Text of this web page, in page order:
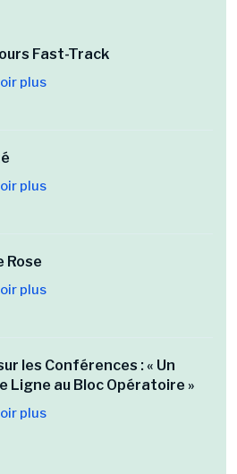
Fast-Track
plus
plus
Rose
plus
les Conférences : « Un
Ligne au Bloc Opératoire »
plus